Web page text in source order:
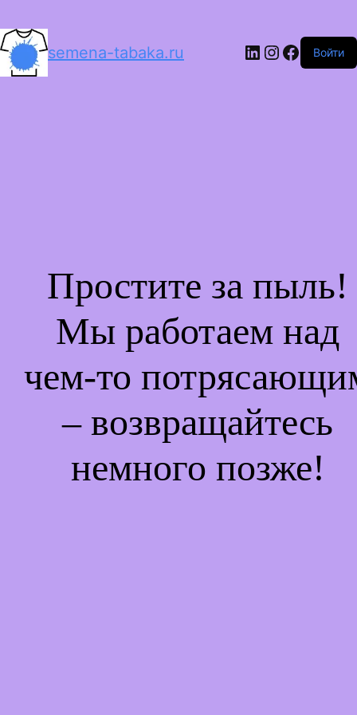
semena-tabaka.ru LinkedIn
Instagram
Войти
Простите за пыль!
Мы работаем над
чем-то
– возвращайтесь
немного позже!